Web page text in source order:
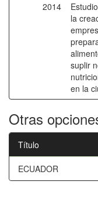
2014
la
suplir
en la
Otras
Título
ECUADOR